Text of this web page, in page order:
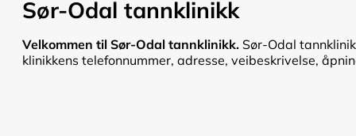
Sør-Odal tannklinikk
Velkommen til Sør-Odal tannklinikk. Sør-Odal
klinikkens telefonnummer, adresse, veibeskrivelse,